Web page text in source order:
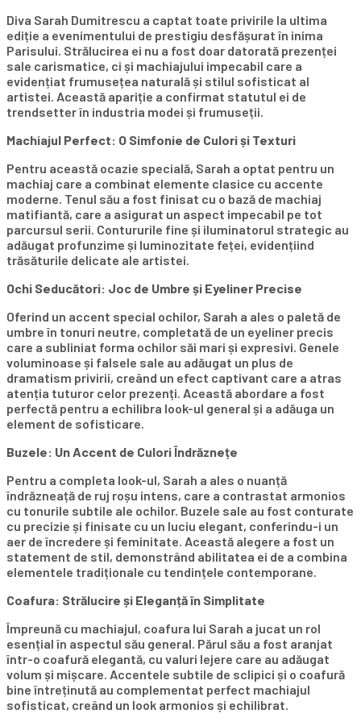
Diva Sarah Dumitrescu a captat toate privirile la ultima
ediție a evenimentului de prestigiu desfășurat în inima
Parisului. Strălucirea ei nu a fost doar datorată prezenței
sale carismatice, ci și machiajului impecabil care a
evidențiat frumusețea naturală și stilul sofisticat al
artistei. Această apariție a confirmat statutul ei de
trendsetter în industria modei și frumuseții.
Machiajul Perfect: O Simfonie de Culori și Texturi
Pentru această ocazie specială, Sarah a optat pentru un
machiaj care a combinat elemente clasice cu accente
moderne. Tenul său a fost finisat cu o bază de machiaj
matifiantă, care a asigurat un aspect impecabil pe tot
parcursul serii. Contururile fine și iluminatorul strategic au
adăugat profunzime și luminozitate feței, evidențiind
trăsăturile delicate ale artistei.
Ochi Seducători: Joc de Umbre și Eyeliner Precise
Oferind un accent special ochilor, Sarah a ales o paletă de
umbre în tonuri neutre, completată de un eyeliner precis
care a subliniat forma ochilor săi mari și expresivi. Genele
voluminoase și falsele sale au adăugat un plus de
dramatism privirii, creând un efect captivant care a atras
atenția tuturor celor prezenți. Această abordare a fost
perfectă pentru a echilibra look-ul general și a adăuga un
element de sofisticare.
Buzele: Un Accent de Culori Îndrăznețe
Pentru a completa look-ul, Sarah a ales o nuanță
îndrăzneață de ruj roșu intens, care a contrastat armonios
cu tonurile subtile ale ochilor. Buzele sale au fost conturate
cu precizie și finisate cu un luciu elegant, conferindu-i un
aer de încredere și feminitate. Această alegere a fost un
statement de stil, demonstrând abilitatea ei de a combina
elementele tradiționale cu tendințele contemporane.
Coafura: Strălucire și Eleganță în Simplitate
Împreună cu machiajul, coafura lui Sarah a jucat un rol
esențial în aspectul său general. Părul său a fost aranjat
într-o coafură elegantă, cu valuri lejere care au adăugat
volum și mișcare. Accentele subtile de sclipici și o coafură
bine întreținută au complementat perfect machiajul
sofisticat, creând un look armonios și echilibrat.